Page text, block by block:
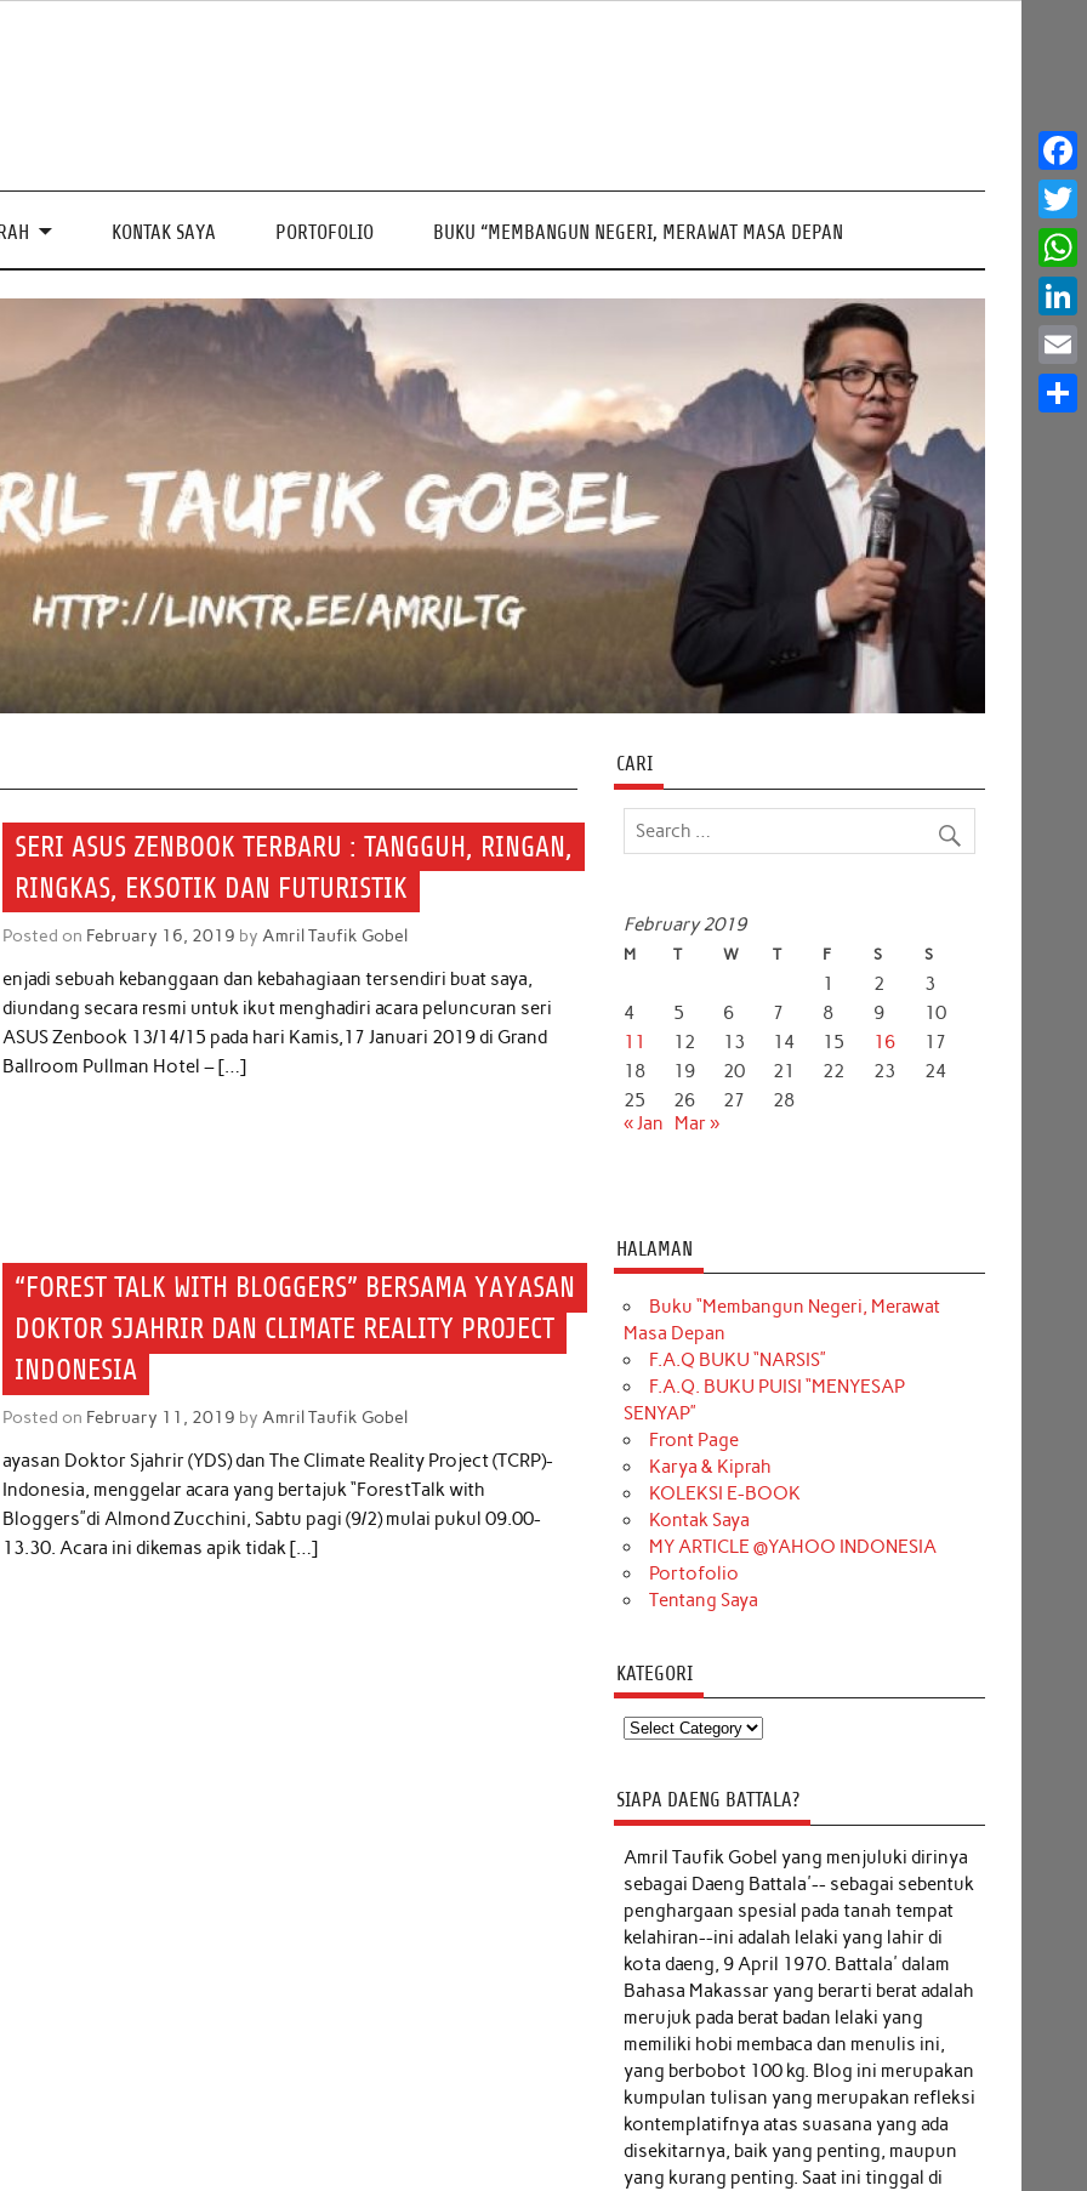
KONTAK SAYA PORTOFOLIO BUKU “MEMBANGUN NEGERI, MERAWAT MASA DEPAN
SERI ASUS ZENBOOK TERBARU : TANGGUH, RINGAN,
RINGKAS, EKSOTIK DAN FUTURISTIK
Posted on February 16, 2019 byAmril Taufik Gobel
enjadi sebuah kebanggaan dan kebahagiaan tersendiri buat saya,
diundang secara resmi untuk ikut menghadiri acara peluncuran seri
ASUS Zenbook 13/14/15 pada hari Kamis,17 Januari 2019 di Grand
Ballroom Pullman Hotel – […]
“FOREST TALK WITH BLOGGERS” BERSAMA YAYASAN
DOKTOR SJAHRIR DAN CLIMATE REALITY PROJECT
INDONESIA
Posted on February 11, 2019 byAmril Taufik Gobel
ayasan Doktor Sjahrir (YDS) dan The Climate Reality Project (TCRP)-
Indonesia, menggelar acara yang bertajuk “ForestTalk with
Bloggers”di Almond Zucchini, Sabtu pagi (9/2) mulai pukul 09.00-
13.30. Acara ini dikemas apik tidak […]
CARI
February 2019
M T W T F S S
1 2
3
4
5 6 7 8 9
10
11
12 13 14 15 16
17
18
19 20 21 22 23
24
25
26 27
28
« Jan
Mar »
HALAMAN
Buku “Membangun Negeri, Merawat
Masa Depan
F.A.Q BUKU “NARSIS”
F.A.Q. BUKU PUISI “MENYESAP
SENYAP”
Front Page
Karya & Kiprah
KOLEKSI E-BOOK
Kontak Saya
MY ARTICLE @YAHOO INDONESIA
Portofolio
Tentang Saya
KATEGORI
Kategori
SIAPA DAENG BATTALA?
Amril Taufik Gobel yang menjuluki dirinya
sebagai Daeng Battala'-- sebagai sebentuk
penghargaan spesial pada tanah tempat
kelahiran--ini adalah lelaki yang lahir di
kota daeng, 9 April 1970. Battala' dalam
Bahasa Makassar yang berarti berat adalah
merujuk pada berat badan lelaki yang
memiliki hobi membaca dan menulis ini,
yang berbobot 100 kg. Blog ini merupakan
kumpulan tulisan yang merupakan refleksi
kontemplatifnya atas suasana yang ada
disekitarnya, baik yang penting, maupun
yang kurang penting. Saat ini tinggal di
Email